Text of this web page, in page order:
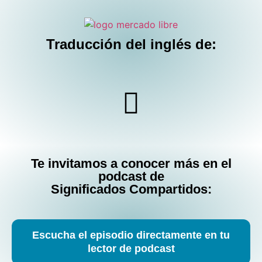
Traducción del inglés de:
Te invitamos a conocer más en el
podcast de
Significados Compartidos:
Escucha el episodio directamente en tu
lector de podcast